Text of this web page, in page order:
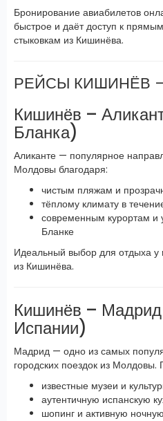
Бронирование авиабилетов
быстрое и даёт доступ к
стыковкам из Кишинёва.
РЕЙСЫ КИШИНЁВ
Кишинёв –
Бланка)
Аликанте — популярное
Молдовы благодаря:
чистым пляжам и
тёплому климату в
современным курортам и
Бланке
Идеальный выбор для отдыха
из Кишинёва.
Кишинёв –
Испании)
Мадрид — одно из самых
городских поездок из Молдовы.
известные музеи и
аутентичную испанскую
шопинг и активную